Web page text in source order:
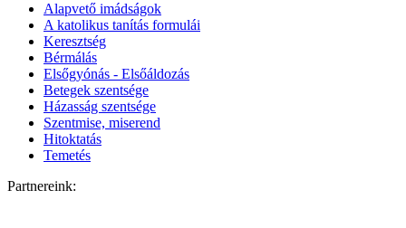
Alapvető imádságok
A katolikus tanítás formulái
Keresztség
Bérmálás
Elsőgyónás - Elsőáldozás
Betegek szentsége
Házasság szentsége
Szentmise, miserend
Hitoktatás
Temetés
Partnereink: